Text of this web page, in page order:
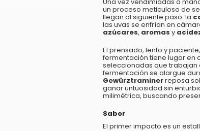
un proceso meticuloso de
llegan al siguiente paso: la
las uvas se enfrían en
azúcares, aromas y
El prensado, lento y
fermentación tiene lugar en
seleccionadas que trabajan
fermentación se alargue
Gewürztraminerreposa
ganar untuosidad sin
milimétrica, buscando
Sabor
El primer impacto es un